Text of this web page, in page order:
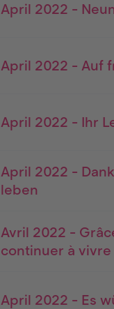
April 2022 -
April 2022 - Auf
April 2022 - Ihr
April 2022 -
leben
Avril 2022 -
continuer à vivre
April 2022 - Es